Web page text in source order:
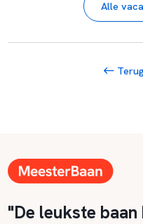
Alle
"De leukste